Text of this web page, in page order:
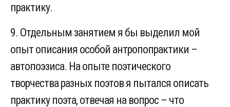
практику.
9. Отдельным занятием я бы выделил мой
опыт описания особой антропопрактики –
автопоэзиса. На опыте поэтического
творчества разных поэтов я пытался описать
практику поэта, отвечая на вопрос – что